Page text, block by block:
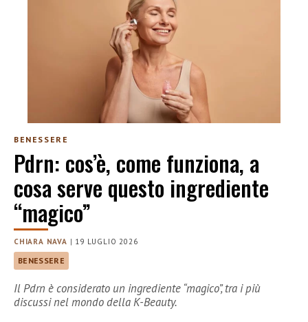
BENESSERE
Pdrn: cos’è, come funziona, a
cosa serve questo ingrediente
“magico”
CHIARA NAVA | 19 LUGLIO 2026
BENESSERE
Il Pdrn è considerato un ingrediente “magico”, tra i più
discussi nel mondo della K-Beauty.